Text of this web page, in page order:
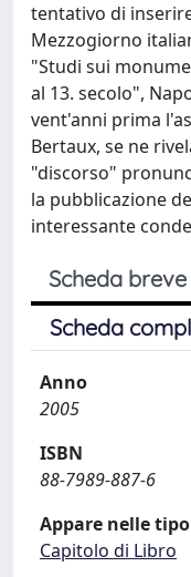
tentativo di
Mezzogiorno
"Studi sui
al 13. secolo",
vent'anni prima
Bertaux, se ne
"discorso"
la pubblicazione
interessante
Scheda breve
Scheda
Anno
2005
ISBN
88-7989-887-6
Appare nelle
Capitolo di Libro